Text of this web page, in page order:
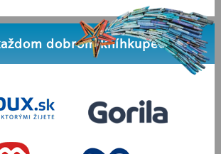
dobrom kníhkupectve